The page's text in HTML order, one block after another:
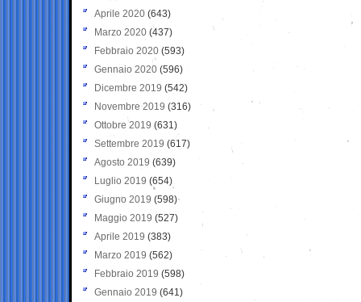
Aprile 2020 (643)
Marzo 2020 (437)
Febbraio 2020 (593)
Gennaio 2020 (596)
Dicembre 2019 (542)
Novembre 2019 (316)
Ottobre 2019 (631)
Settembre 2019 (617)
Agosto 2019 (639)
Luglio 2019 (654)
Giugno 2019 (598)
Maggio 2019 (527)
Aprile 2019 (383)
Marzo 2019 (562)
Febbraio 2019 (598)
Gennaio 2019 (641)